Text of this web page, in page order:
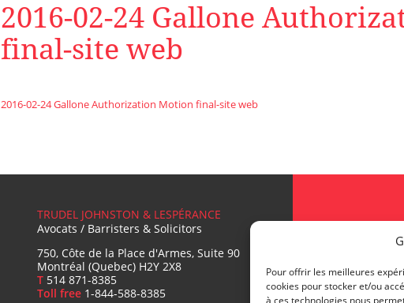
Pour offrir les meilleures
cookies pour stocker et/ou
à ces technologies nous
2016-02-24 Gallone
final-site web
2016-02-24 Gallone Authorization Motion final-site web
TRUDEL JOHNSTON & LESPÉRANCE
Avocats / Barristers & Solicitors
750, Côte de la Place d'Armes, Suite 90
Montréal (Quebec) H2Y 2X8
T 514 871-8385
Toll free 1-844-588-8385